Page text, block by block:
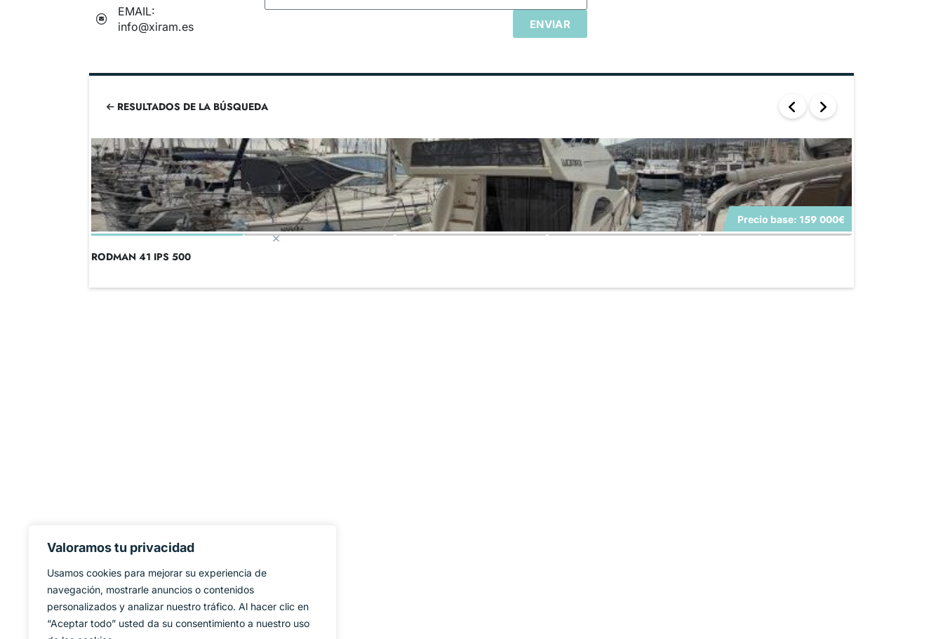
Valoramos tu privacidad
Usamos cookies para mejorar su experiencia de
navegación, mostrarle anuncios o contenidos
personalizados y analizar nuestro tráfico. Al hacer clic en
“Aceptar todo” usted da su consentimiento a nuestro uso
EMAIL:
info@xiram.es
ENVIAR
RESULTADOS DE LA BÚSQUEDA
Precio base: 159 000€
RODMAN 41 IPS 500